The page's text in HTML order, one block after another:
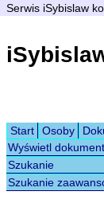
Serwis iSybislaw
Start Osoby
Wyświetl
Szukanie
Szukanie